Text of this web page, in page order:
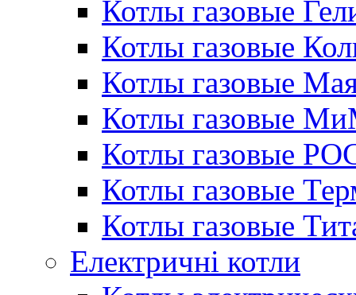
Котлы газовые
Котлы газовые
Котлы газовые
Котлы газовые
Котлы газовые
Котлы газовые
Котлы газовые
Електричні котли